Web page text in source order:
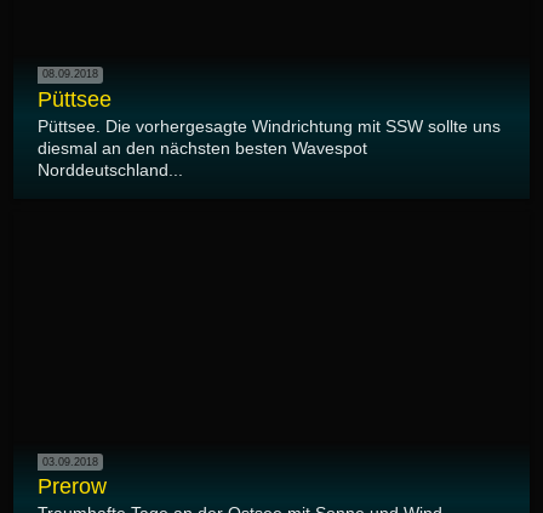
08.09.2018
Püttsee
Püttsee. Die vorhergesagte Windrichtung mit SSW sollte uns
diesmal an den nächsten besten Wavespot
Norddeutschland...
03.09.2018
Prerow